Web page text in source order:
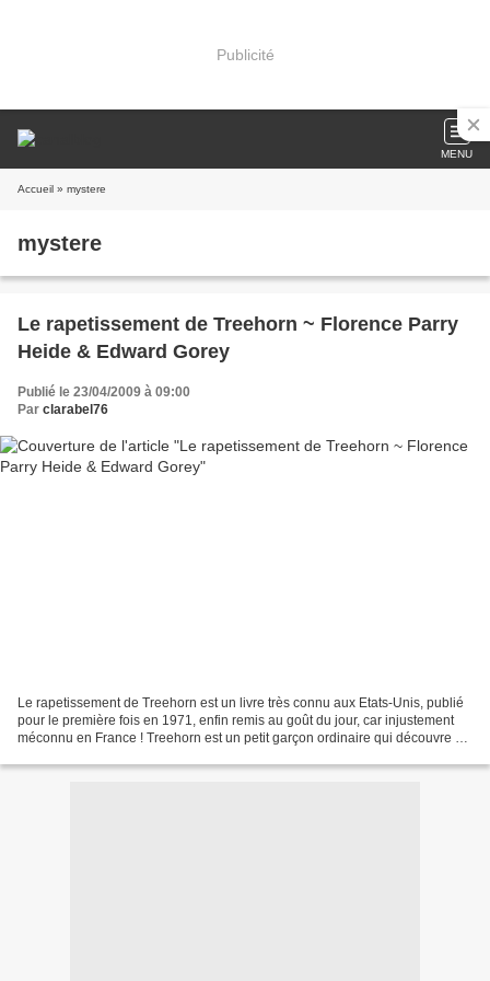
Publicité
MENU
Accueil » mystere
mystere
Le rapetissement de Treehorn ~ Florence Parry
Heide & Edward Gorey
Publié le 23/04/2009 à 09:00
Par clarabel76
Le rapetissement de Treehorn est un livre très connu aux Etats-Unis, publié
pour le première fois en 1971, enfin remis au goût du jour, car injustement
méconnu en France ! Treehorn est un petit garçon ordinaire qui découvre un